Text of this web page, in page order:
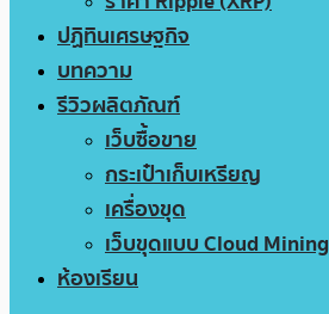
ปฏิทินเศรษฐกิจ
บทความ
รีวิวผลิตภัณฑ์
เว็บซื้อขาย
กระเป๋าเก็บเหรียญ
เครื่องขุด
เว็บขุดแบบ Cloud Mining
ห้องเรียน